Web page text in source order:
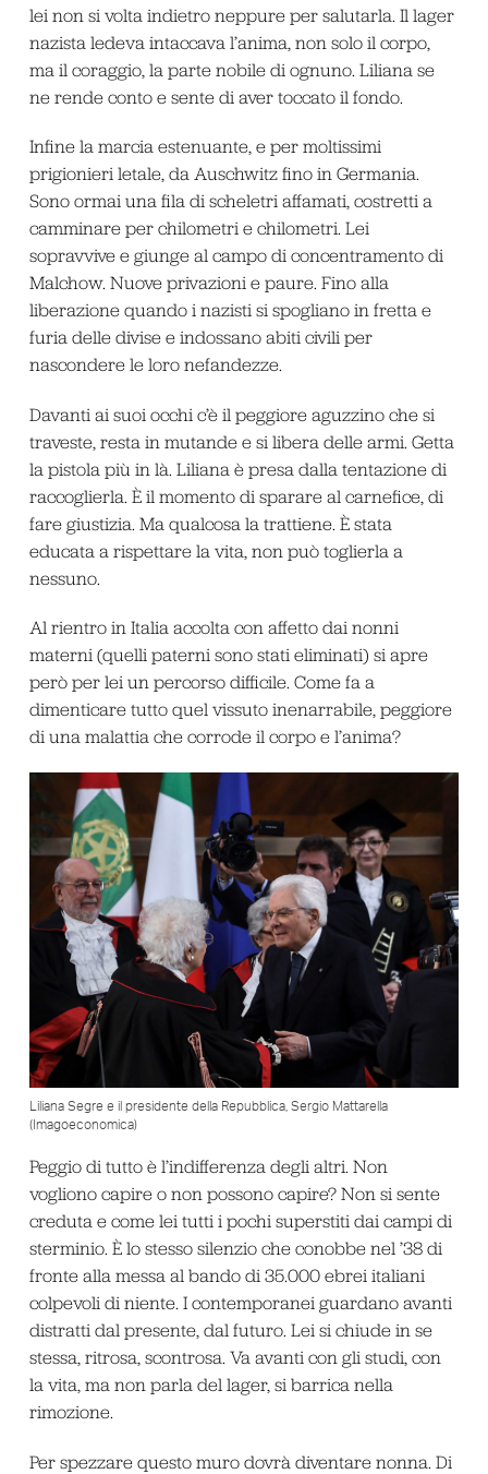
lei non si volta indietro neppure per salutarla. Il lager
nazista ledeva intaccava l’anima, non solo il corpo,
ma il coraggio, la parte nobile di ognuno. Liliana se
ne rende conto e sente di aver toccato il fondo.
Infine la marcia estenuante, e per moltissimi
prigionieri letale, da Auschwitz fino in Germania.
Sono ormai una fila di scheletri affamati, costretti a
camminare per chilometri e chilometri. Lei
sopravvive e giunge al campo di concentramento di
Malchow. Nuove privazioni e paure. Fino alla
liberazione quando i nazisti si spogliano in fretta e
furia delle divise e indossano abiti civili per
nascondere le loro nefandezze.
Davanti ai suoi occhi c’è il peggiore aguzzino che si
traveste, resta in mutande e si libera delle armi. Getta
la pistola più in là. Liliana è presa dalla tentazione di
raccoglierla. È il momento di sparare al carnefice, di
fare giustizia. Ma qualcosa la trattiene. È stata
educata a rispettare la vita, non può toglierla a
nessuno.
Al rientro in Italia accolta con affetto dai nonni
materni (quelli paterni sono stati eliminati) si apre
però per lei un percorso difficile. Come fa a
dimenticare tutto quel vissuto inenarrabile, peggiore
di una malattia che corrode il corpo e l’anima?
Liliana Segre e il presidente della Repubblica, Sergio Mattarella
(Imagoeconomica)
Peggio di tutto è l’indifferenza degli altri. Non
vogliono capire o non possono capire? Non si sente
creduta e come lei tutti i pochi superstiti dai campi di
sterminio. È lo stesso silenzio che conobbe nel ’38 di
fronte alla messa al bando di 35.000 ebrei italiani
colpevoli di niente. I contemporanei guardano avanti
distratti dal presente, dal futuro. Lei si chiude in se
stessa, ritrosa, scontrosa. Va avanti con gli studi, con
la vita, ma non parla del lager, si barrica nella
rimozione.
Per spezzare questo muro dovrà diventare nonna. Di